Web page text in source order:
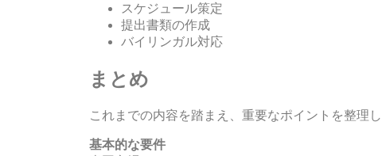
スケジュール策定
提出書類の作成
バイリンガル対応
まとめ
これまでの内容を踏まえ、重要なポイントを整理し
基本的な要件